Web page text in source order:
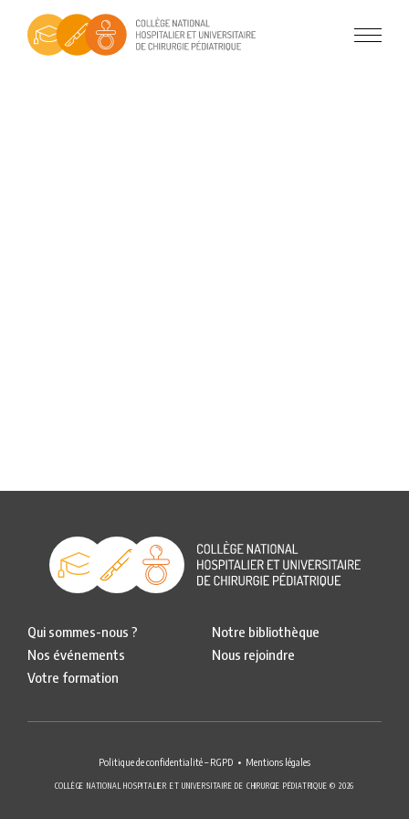
Qui sommes-nous ?
Nos événements
Votre formation
Notre bibliothèque
Nous rejoindre
Politique de confidentialité – RGPD Mentions légales
COLLÈGE NATIONAL HOSPITALIER ET UNIVERSITAIRE DE CHIRURGIE PÉDIATRIQUE © 2026